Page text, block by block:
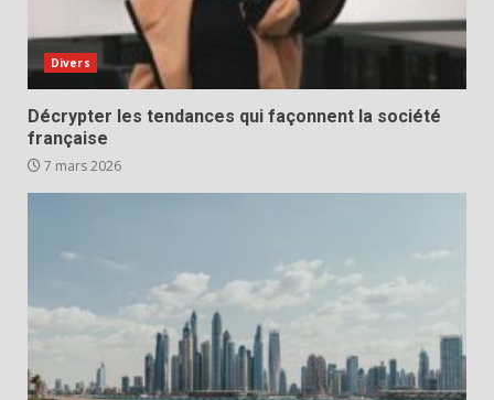
Divers
Décrypter les tendances qui façonnent la société
française
7 mars 2026